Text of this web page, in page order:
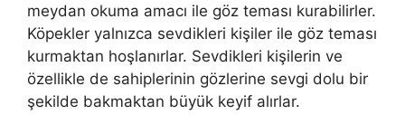
meydan okuma amacı ile göz teması kurabilirler.
Köpekler yalnızca sevdikleri kişiler ile göz teması
kurmaktan hoşlanırlar. Sevdikleri kişilerin ve
özellikle de sahiplerinin gözlerine sevgi dolu bir
şekilde bakmaktan büyük keyif alırlar.